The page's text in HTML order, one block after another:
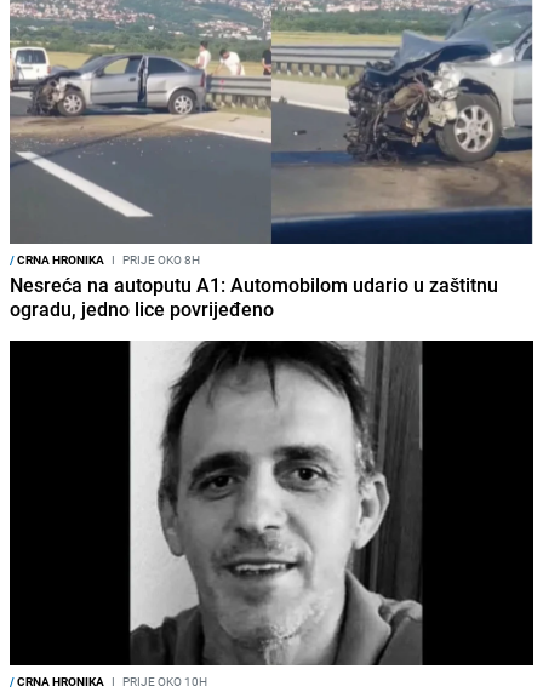
/CRNA HRONIKA I PRIJE OKO 8H
Nesreća na autoputu A1: Automobilom udario u zaštitnu
ogradu, jedno lice povrijeđeno
/CRNA HRONIKA I PRIJE OKO 10H